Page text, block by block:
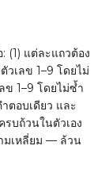
(1) แต่ละแถวต้อง
เลข 1–9 โดยไม่
ข 1–9 โดยไม่ซ้ำ
ตอบเดียว และ
บถ้วนในตัวเอง
มเหลี่ยม — ล้วน